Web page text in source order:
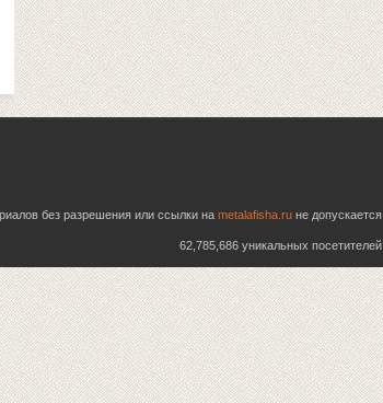
без разрешения или ссылки на metalafisha.ru не допускается
62,785,686 уникальных посетителей